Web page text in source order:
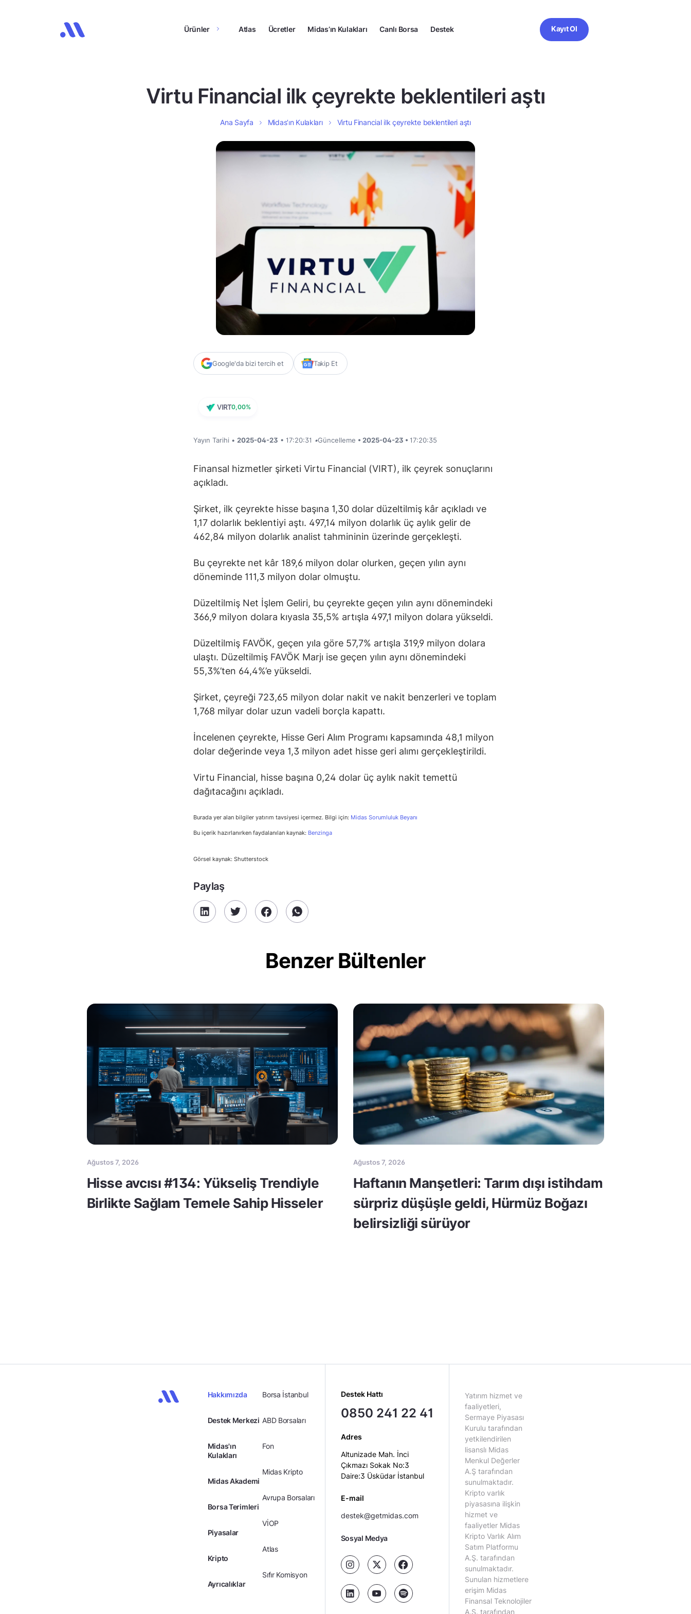
Ürünler Atlas Ücretler Midas’ın Kulakları Canlı Borsa Destek Kayıt Ol
Virtu Financial ilk çeyrekte beklentileri aştı
Ana Sayfa Midas’ın Kulakları Virtu Financial ilk çeyrekte beklentileri aştı
Google'da bizi tercih et Takip Et
VIRT0,00%
Yayın Tarihi • 2025-04-23 • 17:20:31 •Güncelleme • 2025-04-23 • 17:20:35
Finansal hizmetler şirketi Virtu Financial (VIRT), ilk çeyrek sonuçlarını
açıkladı.
Şirket, ilk çeyrekte hisse başına 1,30 dolar düzeltilmiş kâr açıkladı ve
1,17 dolarlık beklentiyi aştı. 497,14 milyon dolarlık üç aylık gelir de
462,84 milyon dolarlık analist tahmininin üzerinde gerçekleşti.
Bu çeyrekte net kâr 189,6 milyon dolar olurken, geçen yılın aynı
döneminde 111,3 milyon dolar olmuştu.
Düzeltilmiş Net İşlem Geliri, bu çeyrekte geçen yılın aynı dönemindeki
366,9 milyon dolara kıyasla 35,5% artışla 497,1 milyon dolara yükseldi.
Düzeltilmiş FAVÖK, geçen yıla göre 57,7% artışla 319,9 milyon dolara
ulaştı. Düzeltilmiş FAVÖK Marjı ise geçen yılın aynı dönemindeki
55,3%’ten 64,4%’e yükseldi.
Şirket, çeyreği 723,65 milyon dolar nakit ve nakit benzerleri ve toplam
1,768 milyar dolar uzun vadeli borçla kapattı.
İncelenen çeyrekte, Hisse Geri Alım Programı kapsamında 48,1 milyon
dolar değerinde veya 1,3 milyon adet hisse geri alımı gerçekleştirildi.
Virtu Financial, hisse başına 0,24 dolar üç aylık nakit temettü
dağıtacağını açıkladı.
Burada yer alan bilgiler yatırım tavsiyesi içermez. Bilgi için: Midas Sorumluluk Beyanı
Bu içerik hazırlanırken faydalanılan kaynak: Benzinga
Görsel kaynak: Shutterstock
Paylaş
Benzer Bültenler
Ağustos 7, 2026
Hisse avcısı #134: Yükseliş Trendiyle
Birlikte Sağlam Temele Sahip Hisseler
Ağustos 7, 2026
Haftanın Manşetleri: Tarım dışı istihdam
sürpriz düşüşle geldi, Hürmüz Boğazı
belirsizliği sürüyor
Hakkımızda
Destek Merkezi
Midas'ın
Kulakları
Midas Akademi
Borsa Terimleri
Piyasalar
Kripto
Ayrıcalıklar
Borsa İstanbul
ABD Borsaları
Fon
Midas Kripto
Avrupa Borsaları
VİOP
Atlas
Sıfır Komisyon
Destek Hattı
0850 241 22 41
Adres
Altunizade Mah. İnci
Çıkmazı Sokak No:3
Daire:3 Üsküdar İstanbul
E-mail
destek@getmidas.com
Sosyal Medya
Yatırım hizmet ve
faaliyetleri,
Sermaye Piyasası
Kurulu tarafından
yetkilendirilen
lisanslı Midas
Menkul Değerler
A.Ş tarafından
sunulmaktadır.
Kripto varlık
piyasasına ilişkin
hizmet ve
faaliyetler Midas
Kripto Varlık Alım
Satım Platformu
A.Ş. tarafından
sunulmaktadır.
Sunulan hizmetlere
erişim Midas
Finansal Teknolojiler
A.Ş. tarafından